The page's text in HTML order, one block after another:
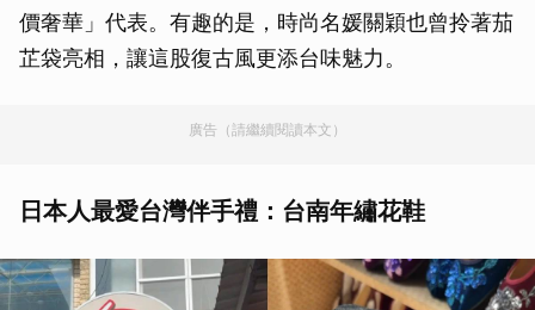
價奢華」代表。有趣的是，時尚名媛關穎也曾拎著茄
芷袋亮相，讓這股復古風更添台味魅力。
廣告（請繼續閱讀本文）
日本人最愛台灣伴手禮：台南年繡花鞋